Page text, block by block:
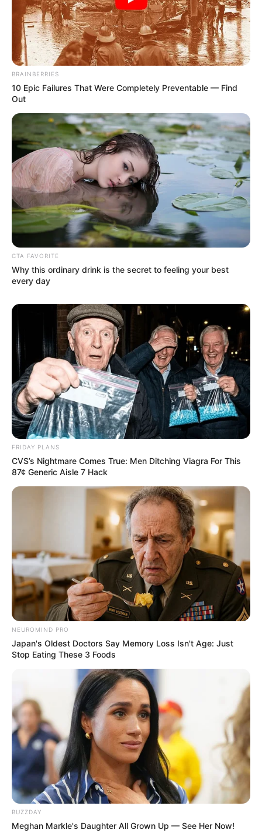
BRAINBERRIES
10 Epic Failures That Were Completely Preventable — Find
Out
CTA FAVORITE
Why this ordinary drink is the secret to feeling your best
every day
FRIDAY PLANS
CVS’s Nightmare Comes True: Men Ditching Viagra For This
87¢ Generic Aisle 7 Hack
NEUROMIND PRO
Japan's Oldest Doctors Say Memory Loss Isn't Age: Just
Stop Eating These 3 Foods
BUZZDAY
Meghan Markle's Daughter All Grown Up — See Her Now!